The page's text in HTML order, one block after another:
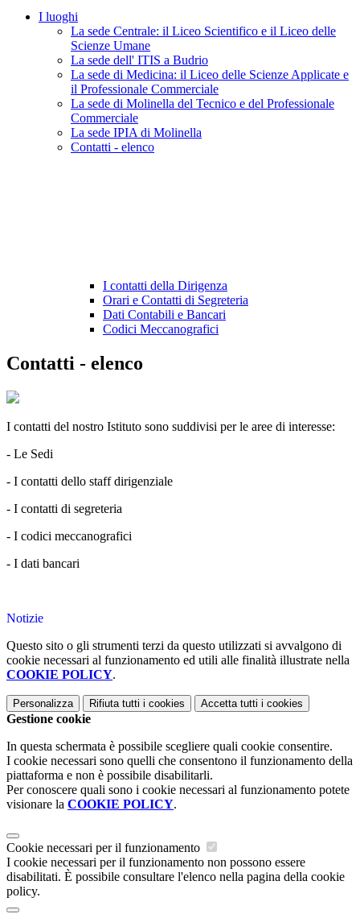
I luoghi
La sede Centrale: il Liceo Scientifico e il Liceo delle
Scienze Umane
La sede dell' ITIS a Budrio
La sede di Medicina: il Liceo delle Scienze Applicate e
il Professionale Commerciale
La sede di Molinella del Tecnico e del Professionale
Commerciale
La sede IPIA di Molinella
Contatti - elenco
I contatti della Dirigenza
Orari e Contatti di Segreteria
Dati Contabili e Bancari
Codici Meccanografici
Contatti - elenco
I contatti del nostro Istituto sono suddivisi per le aree di interesse:
- Le Sedi
- I contatti dello staff dirigenziale
- I contatti di segreteria
- I codici meccanografici
- I dati bancari
Notizie
Questo sito o gli strumenti terzi da questo utilizzati si avvalgono di
cookie necessari al funzionamento ed utili alle finalità illustrate nella
COOKIE POLICY.
Personalizza Rifiuta tutti i cookies Accetta tutti i cookies
Gestione cookie
In questa schermata è possibile scegliere quali cookie consentire.
I cookie necessari sono quelli che consentono il funzionamento della
piattaforma e non è possibile disabilitarli.
Per conoscere quali sono i cookie necessari al funzionamento potete
visionare la COOKIE POLICY.
Cookie necessari per il funzionamento
I cookie necessari per il funzionamento non possono essere
disabilitati. È possibile consultare l'elenco nella pagina della cookie
policy.